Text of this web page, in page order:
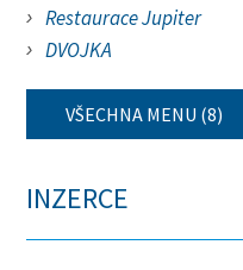
Restaurace Jupiter
DVOJKA
VŠECHNA MENU (8)
INZERCE